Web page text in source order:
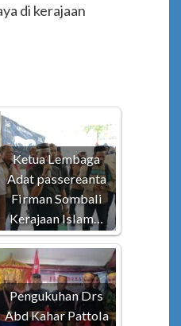
di kerajaan
Ketua Lembaga
Adat passereanta
Firman Sombali
Kerajaan Islam…
Pengukuhan Drs
Abd Kahar Pattola